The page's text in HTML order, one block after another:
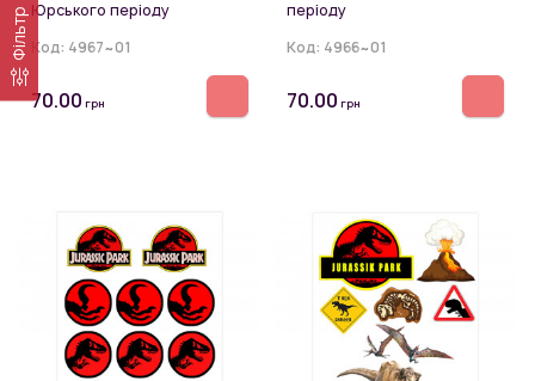
ФільтрЮрського періоду
Код: 4967~01
70.00 грн
періоду
Код: 4966~01
70.00 грн